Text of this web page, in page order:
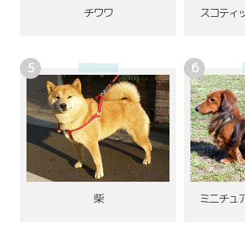
チワワ スコティ
柴 ミニチュ